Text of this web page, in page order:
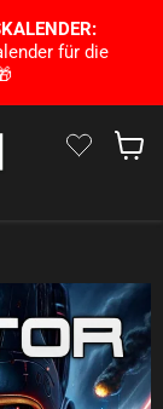
für die